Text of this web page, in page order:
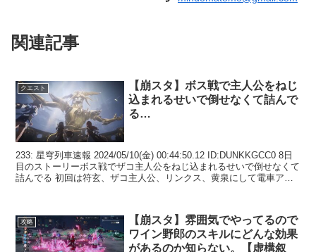
関連記事
クエスト
【崩スタ】ボス戦で主人公をねじ
込まれるせいで倒せなくて詰んで
る…
233: 星穹列車速報 2024/05/10(金) 00:44:50.12 ID:DUNKKGCC0 8日
目のストーリーボス戦でザコ主人公をねじ込まれるせいで倒せなくて
詰んでる 初回は符玄、ザコ主人公、リンクス、黄泉にして電車アタ
攻略
【崩スタ】雰囲気でやってるので
ワイン野郎のスキルにどんな効果
があるのか知らない。【虚構叙